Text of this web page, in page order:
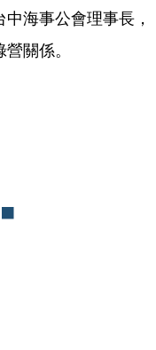
中海事公會理事長，
關係。